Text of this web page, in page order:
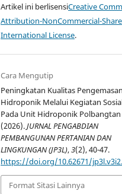
Artikel ini berlisensiCreative
Attribution-NonCommercial-
International License.
Cara Mengutip
Peningkatan Kualitas
Hidroponik Melalui Kegiatan
Pada Unit Hidroponik
(2026).JURNAL PENGABDIAN
PEMBANGUNAN PERTANIAN DAN
LINGKUNGAN (JP3L),3(2), 40-47.
https://doi.org/10.62671/
Format Sitasi Lainnya